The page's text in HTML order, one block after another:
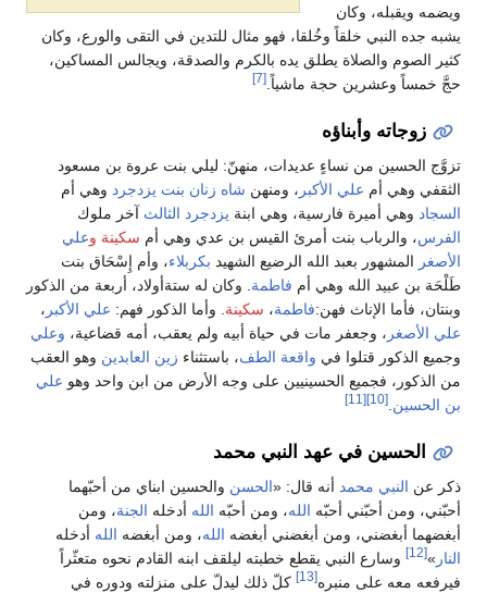
ويضمه ويقبله، وكان
يشبه جده النبي خلقاً وخُلقا، فهو مثال للتدين في التقى والورع، وكان
كثير الصوم والصلاة يطلق يده بالكرم والصدقة، ويجالس المساكين،
حجَّ خمساً وعشرين حجة ماشياً.[7]
زوجاته وأبناؤه
تزوَّج الحسين من نساءٍ عديدات، منهنّ: ليلي بنت عروة بن مسعود
الثقفي وهي أم علي الأكبر ، ومنهن شاه زنان بنت يزدجرد وهي أم
السجاد وهي أميرة فارسية، وهي ابنة يزدجرد الثالث آخر ملوك
الفرس، والرباب بنت أمرئ القيس بن عدي وهي أم سكينة وعلي
الأصغر المشهور بعبد الله الرضيع الشهيد بكربلاء، وأم إِسْحَاق بنت
طَلْحَة بن عبيد الله وهي أم فاطمة . وكان له ستةأولاد، أربعة من الذكور
وبنتان، فأما الإناث فهن:فاطمة، سكينة . وأما الذكور فهم: علي الأكبر ،
علي الأصغر ، وجعفر مات في حياة أبيه ولم يعقب، أمه قضاعية، وعلي
وجميع الذكور قتلوا في واقعة الطف، باستثناء زين العابدين وهو العقب
من الذكور، فجميع الحسينيين على وجه الأرض من ابن واحد وهو علي
بن الحسين [10]
[11]
الحسين في عهد النبي محمد
ذكر عن النبي محمد أنه قال: «الحسن والحسين ابناي من أحبّهما
أحبّني، ومن أحبّني أحبّه الله، ومن أحبّه الله أدخله الجنة، ومن
أبغضهما أبغضني، ومن أبغضني أبغضه الله، ومن أبغضه الله أدخله
النار »
[12]
وسارع النبي يقطع خطبته ليلقف ابنه القادم نحوه متعثّراً
فيرفعه معه على منبره[13]
كلّ ذلك ليدلّ على منزلته ودوره في